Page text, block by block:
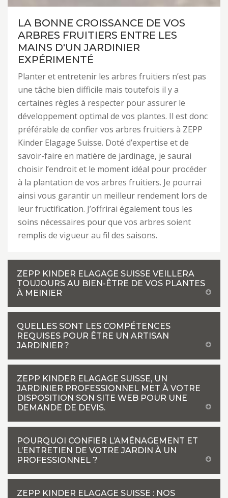
LA BONNE CROISSANCE DE VOS
ARBRES FRUITIERS ENTRE LES
MAINS D'UN JARDINIER
EXPÉRIMENTÉ
Planter et entretenir les arbres fruitiers n’est pas
une tâche bien difficile mais toutefois il y a
certaines règles à respecter pour assurer le
développement optimal de vos plantes. Il est donc
préférable de confier vos arbres fruitiers à ZEPP
Kinder Elagage Suisse. Doté d’expertise et de
savoir-faire en matière de jardinage, je saurai
choisir l’endroit et le moment idéal pour procéder
à la plantation de vos arbres fruitiers. Je pourrai
ainsi vous garantir un meilleur rendement lors de
leur fructification. J’offrirai également tous les
soins nécessaires pour que vos arbres soient
remplis de vigueur au fil des saisons.
ZEPP KINDER ELAGAGE SUISSE VEILLERA
TOUJOURS AU BIEN-ÊTRE DE VOS PLANTES
À MEINIER
QUELLES SONT LES COMPÉTENCES
REQUISES POUR ÊTRE UN ARTISAN
JARDINIER ?
ZEPP KINDER ELAGAGE SUISSE, UN
JARDINIER PROFESSIONNEL MET À VOTRE
DISPOSITION SON SITE WEB POUR UNE
DEMANDE DE DEVIS.
POURQUOI CONFIER L’AMÉNAGEMENT ET
L’ENTRETIEN DE VOTRE JARDIN À UN
PROFESSIONNEL ?
ZEPP KINDER ELAGAGE SUISSE : NOS